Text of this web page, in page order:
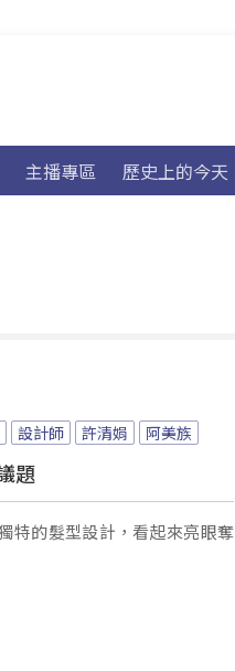
主播專區 歷史上的今天
設計師 許清娟 阿美族
題
特的髮型設計，看起來亮眼奪